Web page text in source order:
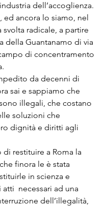
dell’accoglienza.
ed ancora lo siamo, nel
radicale, a partire
della Guantanamo di via
di concentramento
da decenni di
sai e sappiamo che
illegali, che costano
soluzioni che
dignità e diritti agli
restituire a Roma la
finora le è stata
in scienza e
necessari ad una
dell’illegalità,